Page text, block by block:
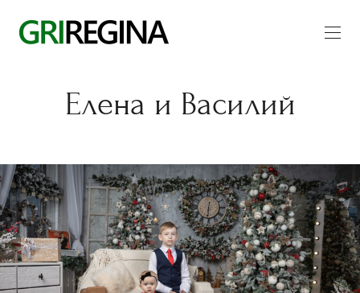
Елена и Василий